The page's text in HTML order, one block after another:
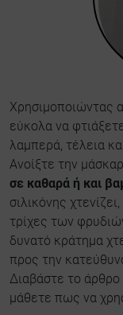
Χρησιμοποιώντας
εύκολα να
λαμπερά, τέλεια
Ανοίξτε την
σε καθαρά ή και
σιλικόνης
τρίχες των
δυνατό κράτημα
προς την
Διαβάστε το άρθρο
μάθετε πως να